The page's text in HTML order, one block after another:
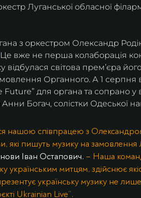
Луганської обласної
з оркестром Олександр
вже не перша колаборація
відбулася світова премʼєра
Органного. А 1 серпня
для органа та сопрано у
Богач, солістки Одеської
нашою співпрацею з
які пишуть музику на замовлення
Іван Остапович. – Наша
українським митцям, здійснює
українську музику не
Ukrainian Live”.